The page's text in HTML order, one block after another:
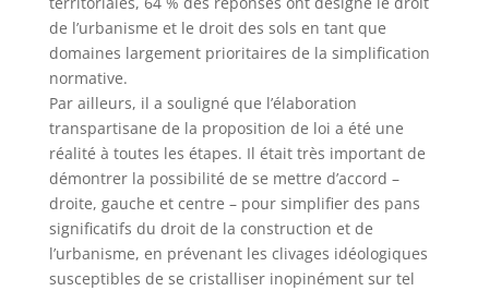
de l’urbanisme et le droit des sols en tant que
domaines largement prioritaires de la simplification
normative.
Par ailleurs, il a souligné que l’élaboration
transpartisane de la proposition de loi a été une
réalité à toutes les étapes. Il était très important de
démontrer la possibilité de se mettre d’accord –
droite, gauche et centre – pour simplifier des pans
significatifs du droit de la construction et de
l’urbanisme, en prévenant les clivages idéologiques
susceptibles de se cristalliser inopinément sur tel